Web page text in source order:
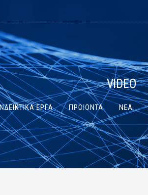
ΕΡΓΑ ΠΡΟΙΟΝΤΑ ΝΕΑ
VIDEO